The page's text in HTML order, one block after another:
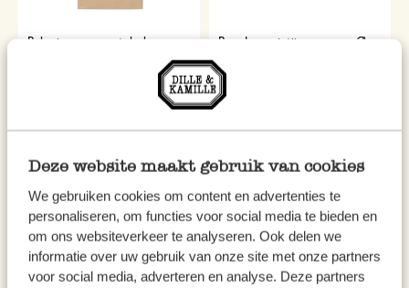
Deze website maakt gebruik van cookies
We gebruiken cookies om content en advertenties te
personaliseren, om functies voor social media te bieden en
om ons websiteverkeer te analyseren. Ook delen we
informatie over uw gebruik van onze site met onze partners
voor social media, adverteren en analyse. Deze partners
Bakmix voor wortelcake,
Braadpan, gietijzer, groen, Ø
24 cm
79,95